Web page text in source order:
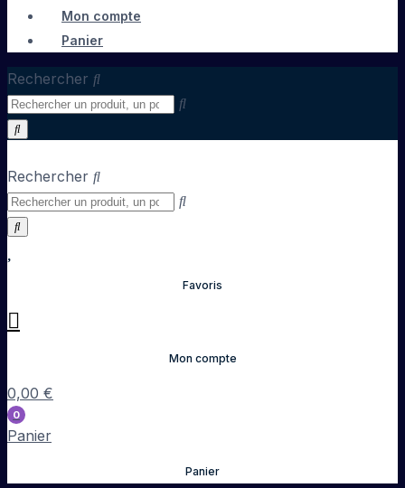
Mon compte
Panier
Rechercher
Rechercher
Favoris
Mon compte
0,00 €
0
Panier
Panier